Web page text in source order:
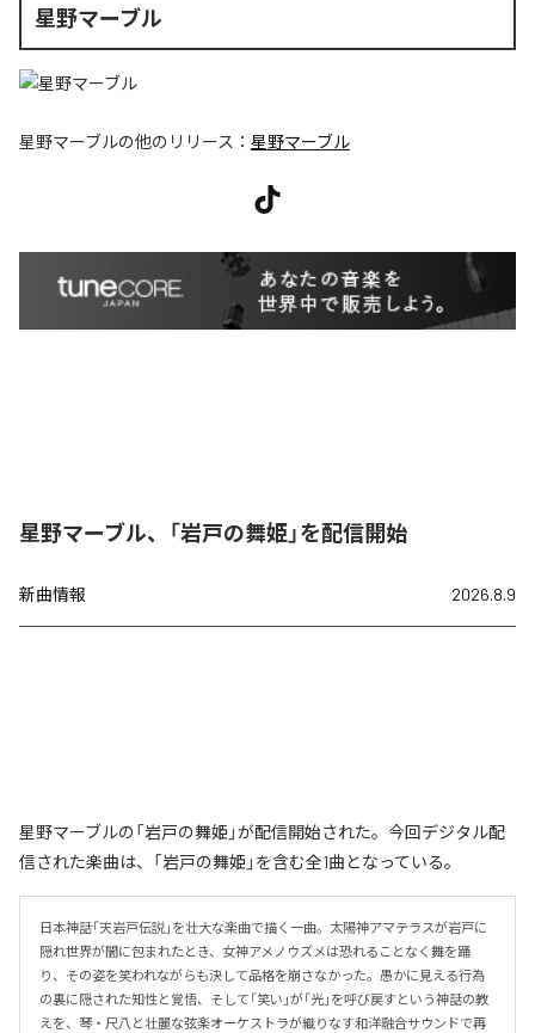
星野マーブル
星野マーブルの他のリリース： 星野マーブル
星野マーブル、「岩戸の舞姫」を配信開始
新曲情報 2026.8.9
星野マーブルの「岩戸の舞姫」が配信開始された。今回デジタル配
信された楽曲は、「岩戸の舞姫」を含む全1曲となっている。
日本神話「天岩戸伝説」を壮大な楽曲で描く一曲。太陽神アマテラスが岩戸に
隠れ世界が闇に包まれたとき、女神アメノウズメは恐れることなく舞を踊
り、その姿を笑われながらも決して品格を崩さなかった。愚かに見える行為
の裏に隠された知性と覚悟、そして「笑い」が「光」を呼び戻すという神話の教
えを、琴・尺八と壮麗な弦楽オーケストラが織りなす和洋融合サウンドで再